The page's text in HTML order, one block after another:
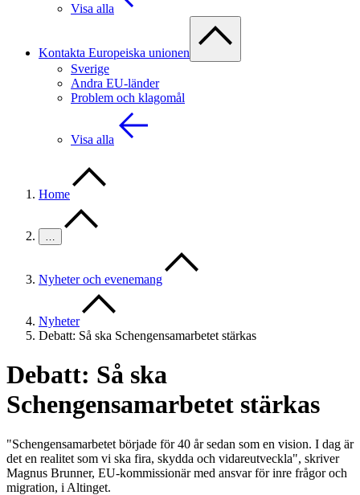
Visa alla
Kontakta Europeiska unionen
Sverige
Andra EU-länder
Problem och klagomål
Visa alla
Home
…
Nyheter och evenemang
Nyheter
Debatt: Så ska Schengensamarbetet stärkas
Debatt: Så ska
Schengensamarbetet stärkas
"Schengensamarbetet började för 40 år sedan som en vision. I dag är
det en realitet som vi ska fira, skydda och vidareutveckla", skriver
Magnus Brunner, EU-kommissionär med ansvar för inre frågor och
migration, i Altinget.